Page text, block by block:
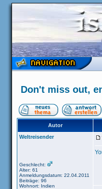
Don't miss out,
Autor
Weltreisender
Geschlecht:
Alter: 61
Anmeldungsdatum: 22.04.2011
Beiträge: 96
Wohnort: Indien